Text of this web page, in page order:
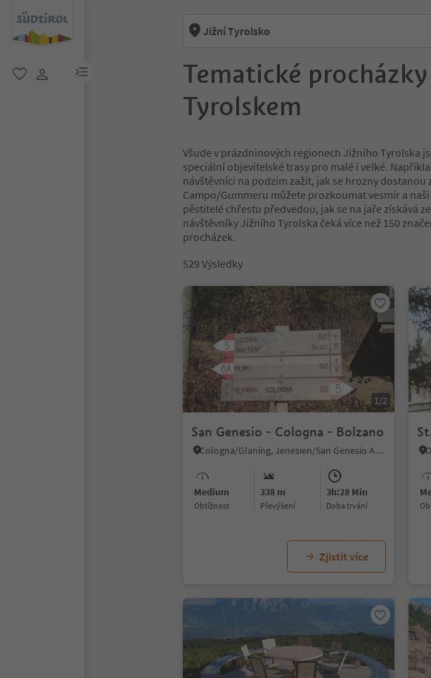
odkaz na menu
Jižní Tyrolsko
Tematické
Tyrolskem
Všude v prázdninových regionech Jižního Tyrolska
speciální objevitelské trasy pro malé i velké.
návštěvníci na podzim zažít, jak se hrozny dostanou
Campo/Gummeru můžete prozkoumat vesmír a
pěstitelé chřestu předvedou, jak se na jaře získává
návštěvníky Jižního Tyrolska čeká více než 150
procházek.
529 Výsledky
1/2
San Genesio - Cologna - Bolzano
Cologna/Glaning, Jenesien/San Genesio Atesino, Bolzano/Bozen and environs
Medium
Obtížnost
338 m
Převýšení
3h:28 Min
doba trvání
Zjistit více